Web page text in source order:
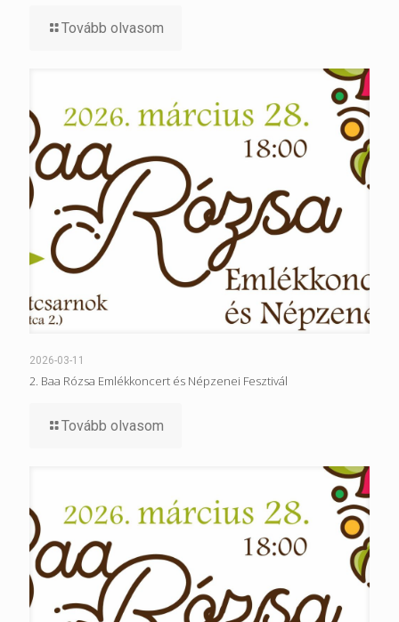
Tovább olvasom
2026-03-11
2. Baa Rózsa Emlékkoncert és Népzenei Fesztivál
Tovább olvasom